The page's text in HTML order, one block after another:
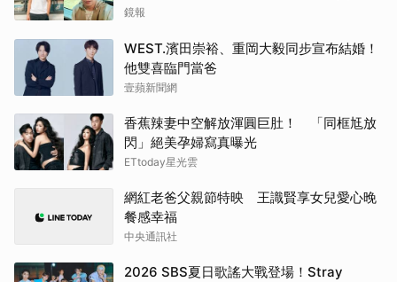
雨婷神隱」
鏡報
WEST.濱田崇裕、重岡大毅同步宣布結婚！
他雙喜臨門當爸
壹蘋新聞網
香蕉辣妻中空解放渾圓巨肚！ 「同框尪放
閃」絕美孕婦寫真曝光
ETtoday星光雲
網紅老爸父親節特映 王識賢享女兒愛心晚
餐感幸福
中央通訊社
2026 SBS夏日歌謠大戰登場！Stray